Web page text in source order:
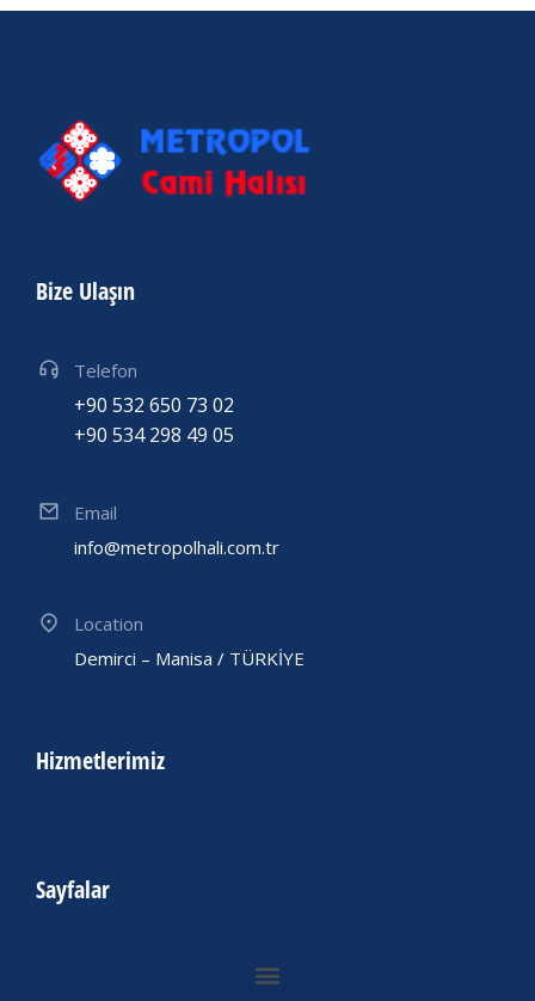
Bize Ulaşın
Telefon
+90 532 650 73 02
+90 534 298 49 05
Email
info@metropolhali.com.tr
Location
Demirci – Manisa / TÜRKİYE
Hizmetlerimiz
Sayfalar